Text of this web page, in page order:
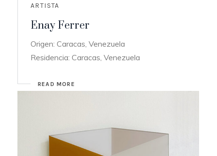
ARTISTA
Enay Ferrer
Origen: Caracas, Venezuela
Residencia: Caracas, Venezuela
READ MORE